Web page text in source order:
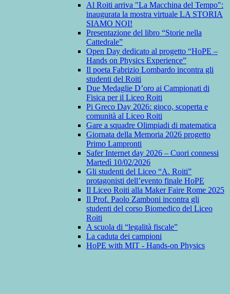
Al Roiti arriva "La Macchina del Tempo":
inaugurata la mostra virtuale LA STORIA
SIAMO NOI!
Presentazione del libro “Storie nella
Cattedrale”
Open Day dedicato al progetto “HoPE –
Hands on Physics Experience”
Il poeta Fabrizio Lombardo incontra gli
studenti del Roiti
Due Medaglie D’oro ai Campionati di
Fisica per il Liceo Roiti
Pi Greco Day 2026: gioco, scoperta e
comunità al Liceo Roiti
Gare a squadre Olimpiadi di matematica
Giornata della Memoria 2026 progetto
Primo Lampronti
Safer Internet day 2026 – Cuori connessi
Martedì 10/02/2026
Gli studenti del Liceo “A. Roiti”
protagonisti dell’evento finale HoPE
Il Liceo Roiti alla Maker Faire Rome 2025
Il Prof. Paolo Zamboni incontra gli
studenti del corso Biomedico del Liceo
Roiti
A scuola di “legalità fiscale”
La caduta dei campioni
HoPE with MIT - Hands-on Physics